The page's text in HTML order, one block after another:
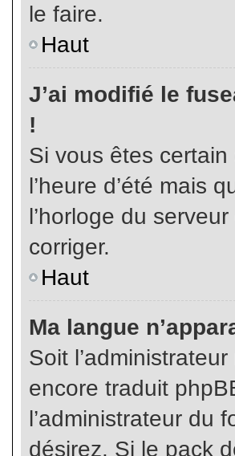
le faire.
Haut
J’ai modifié le
!
Si vous êtes
l’heure d’été mais
l’horloge du
corriger.
Haut
Ma langue
Soit
encore traduit
l’administrateur du
désirez. Si le pack